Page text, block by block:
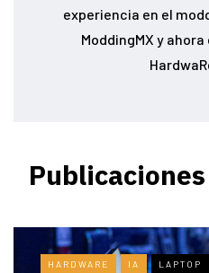
experiencia en el
ModdingMX y
HARDWARE IA LAPTOP